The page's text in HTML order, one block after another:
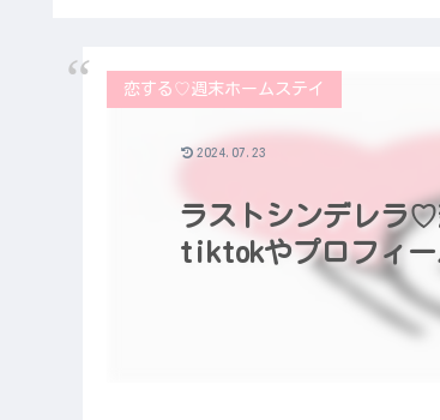
ラストシンデレラ♡
tiktokやプロフィ
恋する♡週末ホームステイ
2024.07.23